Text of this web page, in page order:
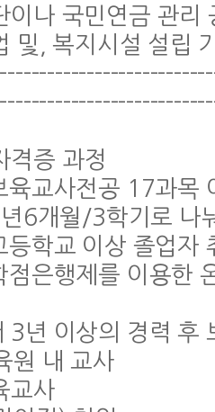
이나 국민연금 관리
및, 복지시설 설립
격증 과정
육교사전공 17과
6개월/3학기로 나
등학교 이상 졸업자
은행제를 이용한
3년 이상의 경력 후
원 내 교사
교사